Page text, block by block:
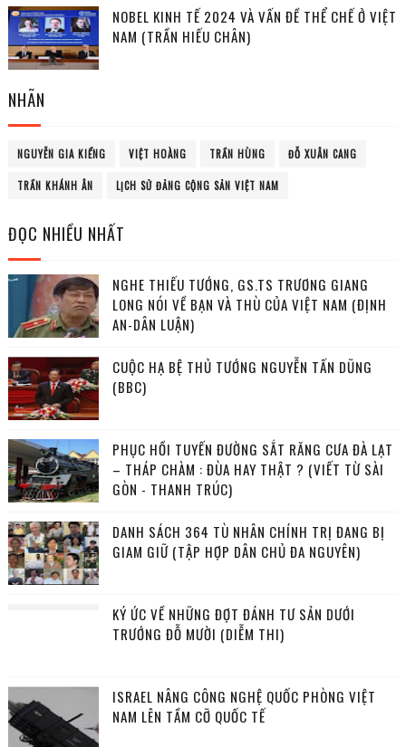
NOBEL KINH TẾ 2024 VÀ VẤN ĐỀ THỂ CHẾ Ở VIỆT
NAM (TRẦN HIẾU CHÂN)
NHÃN
NGUYỄN GIA KIỂNG VIỆT HOÀNG TRẦN HÙNG ĐỖ XUÂN CANG
TRẦN KHÁNH ÂN LỊCH SỬ ĐẢNG CỘNG SẢN VIỆT NAM
ĐỌC NHIỀU NHẤT
NGHE THIẾU TƯỚNG, GS.TS TRƯƠNG GIANG
LONG NÓI VỀ BẠN VÀ THÙ CỦA VIỆT NAM (ĐỊNH
AN-DÂN LUẬN)
CUỘC HẠ BỆ THỦ TƯỚNG NGUYỄN TẤN DŨNG
(BBC)
PHỤC HỒI TUYẾN ĐƯỜNG SẮT RĂNG CƯA ĐÀ LẠT
– THÁP CHÀM : ĐÙA HAY THẬT ? (VIẾT TỪ SÀI
GÒN - THANH TRÚC)
DANH SÁCH 364 TÙ NHÂN CHÍNH TRỊ ĐANG BỊ
GIAM GIỮ (TẬP HỢP DÂN CHỦ ĐA NGUYÊN)
KÝ ỨC VỀ NHỮNG ĐỢT ĐÁNH TƯ SẢN DƯỚI
TRƯỚNG ĐỖ MƯỜI (DIỄM THI)
ISRAEL NÂNG CÔNG NGHỆ QUỐC PHÒNG VIỆT
NAM LÊN TẦM CỠ QUỐC TẾ